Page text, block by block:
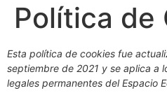
Política de
Esta política de cookies fue
septiembre de 2021 y se aplica a
legales permanentes del Espacio